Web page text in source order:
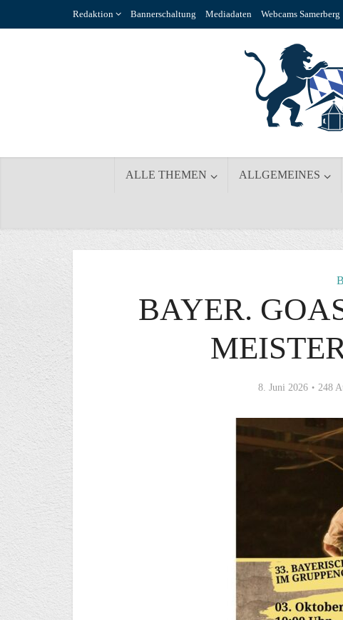
Redaktion Bannerschaltung Mediadaten Webcams Samerberg
ALLE THEMEN ALLGEMEINES
BAYER.
8. Juni 2026 248